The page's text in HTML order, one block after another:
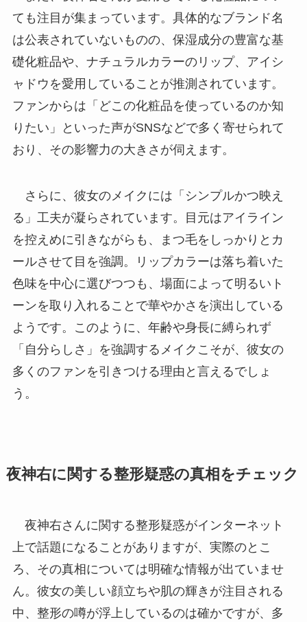
ても注目が集まっています。具体的なブランド名
は公表されていないものの、保湿成分の豊富な基
礎化粧品や、ナチュラルカラーのリップ、アイシ
ャドウを愛用していることが推測されています。
ファンからは「どこの化粧品を使っているのか知
りたい」といった声がSNSなどで多く寄せられて
おり、その影響力の大きさが伺えます。
さらに、彼女のメイクには「シンプルかつ映え
る」工夫が凝らされています。目元はアイライン
を控えめに引きながらも、まつ毛をしっかりとカ
ールさせて目を強調。リップカラーは落ち着いた
色味を中心に選びつつも、場面によって明るいト
ーンを取り入れることで華やかさを演出している
ようです。このように、年齢や身長に縛られず
「自分らしさ」を強調するメイクこそが、彼女の
多くのファンを引きつける理由と言えるでしょ
う。
夜神右に関する整形疑惑の真相をチェック
夜神右さんに関する整形疑惑がインターネット
上で話題になることがありますが、実際のとこ
ろ、その真相については明確な情報が出ていませ
ん。彼女の美しい顔立ちや肌の輝きが注目される
中、整形の噂が浮上しているのは確かですが、多